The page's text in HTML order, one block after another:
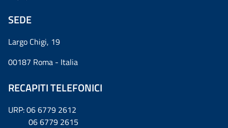
SEDE
Largo Chigi, 19
00187 Roma - Italia
RECAPITI TELEFONICI
URP: 06 6779 2612
06 6779 2615